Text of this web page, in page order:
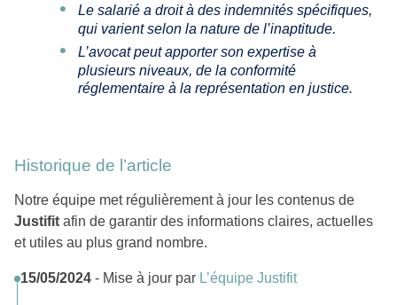
Le salarié a droit à des indemnités spécifiques,
qui varient selon la nature de l’inaptitude.
L’avocat peut apporter son expertise à
plusieurs niveaux, de la conformité
réglementaire à la représentation en justice.
Historique de l’article
Notre équipe met régulièrement à jour les contenus de
Justifit afin de garantir des informations claires, actuelles
et utiles au plus grand nombre.
15/05/2024 - Mise à jour par L’équipe Justifit